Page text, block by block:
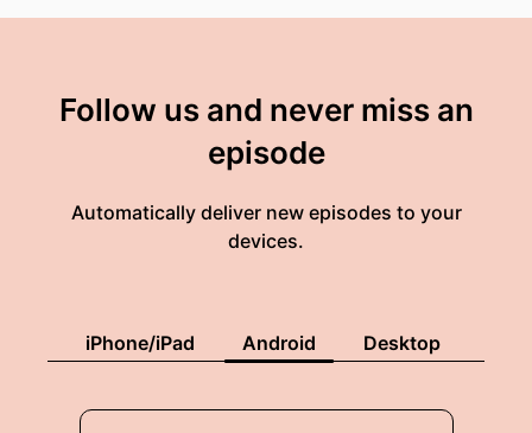
Follow us and never miss an
episode
Automatically deliver new episodes to your
devices.
iPhone/iPad Android Desktop